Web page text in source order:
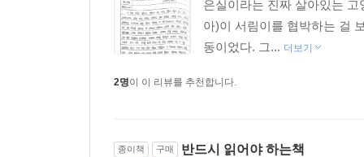
은실이라는 진짜 살아있는
아)이 서림이를 협박하는 걸
동이었다. 그... 더보기
2명이 이 리뷰를 추천합니다.
종이책 구매 반드시 읽어야 하는책